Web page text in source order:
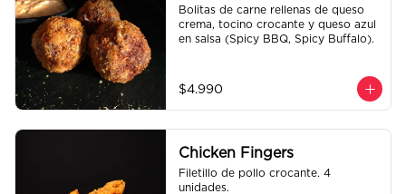
Bolitas de carne rellenas de queso
crema, tocino crocante y queso azul
en salsa (Spicy BBQ, Spicy Buffalo).
$4.990
Chicken Fingers
Filetillo de pollo crocante. 4
unidades.